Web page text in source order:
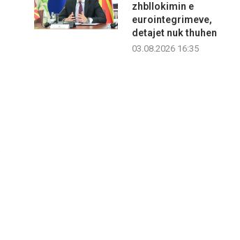
zhbllokimin e
eurointegrimeve,
detajet nuk thuhen
03.08.2026 16:35